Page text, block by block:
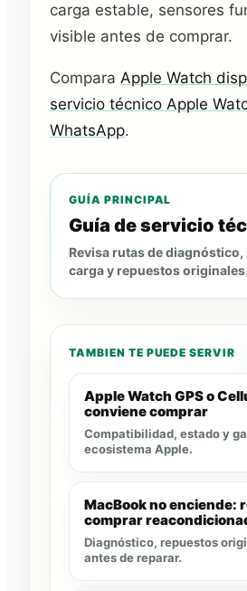
carga estable, sensores
visible antes de comprar.
Compara Apple Watch
servicio técnico Apple
WhatsApp.
GUÍA PRINCIPAL
Guía de servicio
Revisa rutas de
carga y repuestos originales.
TAMBIEN TE PUEDE SERVIR
Apple Watch GPS o
conviene comprar
Compatibilidad, estado y
ecosistema Apple.
MacBook no enciende:
comprar
Diagnóstico, repuestos
antes de reparar.